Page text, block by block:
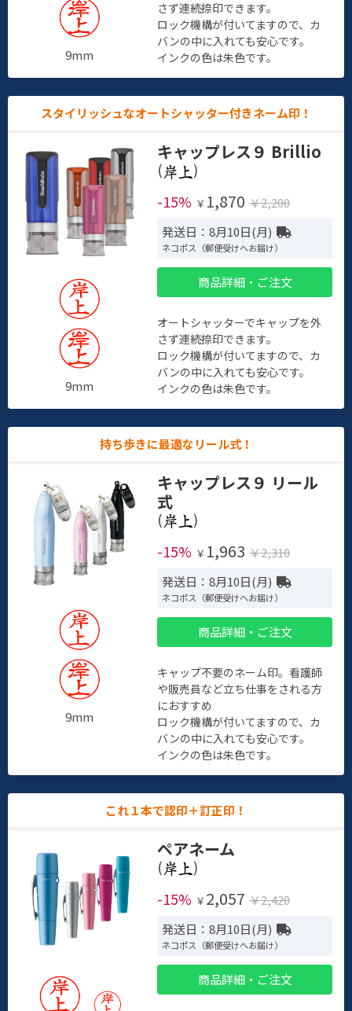
9mm
さず連続捺印できます。
ロック機構が付いてますので、カ
バンの中に入れても安心です。
インクの色は朱色です。
スタイリッシュなオートシャッター付きネーム印！
9mm
キャップレス９ Brillio
(
)
-15% ￥ 1,870 ￥2,200
発送日：8月10日(月)
ネコポス（郵便受けへお届け）
商品詳細・ご注文
オートシャッターでキャップを外
さず連続捺印できます。
ロック機構が付いてますので、カ
バンの中に入れても安心です。
インクの色は朱色です。
持ち歩きに最適なリール式！
9mm
キャップレス９ リール
式
(
)
-15% ￥ 1,963 ￥2,310
発送日：8月10日(月)
ネコポス（郵便受けへお届け）
商品詳細・ご注文
キャップ不要のネーム印。看護師
や販売員など立ち仕事をされる方
におすすめ
ロック機構が付いてますので、カ
バンの中に入れても安心です。
インクの色は朱色です。
これ１本で認印＋訂正印！
ペアネーム
(
)
-15% ￥ 2,057 ￥2,420
発送日：8月10日(月)
ネコポス（郵便受けへお届け）
商品詳細・ご注文